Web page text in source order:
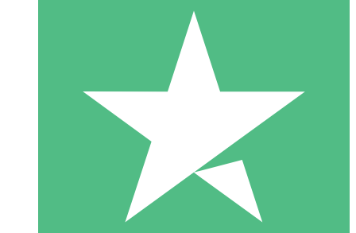
10 Descargas
20 00